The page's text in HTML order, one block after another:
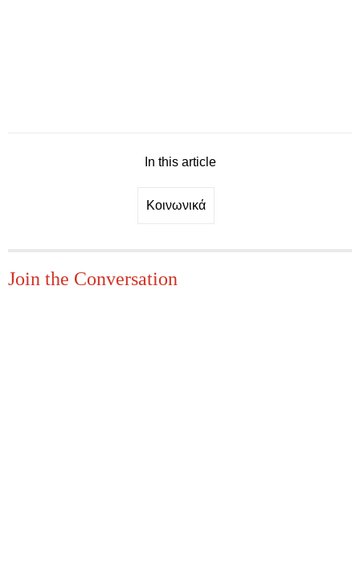
In this article
Κοινωνικά
Join the Conversation